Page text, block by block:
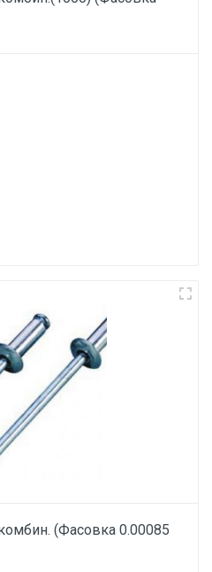
(Фасовка 0.00085